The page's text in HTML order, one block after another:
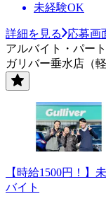
未経験OK
詳細を見る
応募画
アルバイト・パート
ガリバー垂水店（
【時給1500円！】
バイト